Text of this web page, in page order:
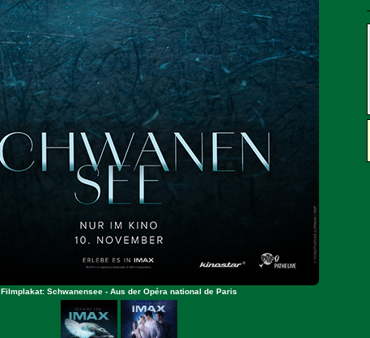
Filmplakat: Schwanensee - Aus der Opéra national de Paris